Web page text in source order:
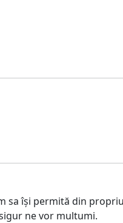
sa își permită din
ne vor multumi.